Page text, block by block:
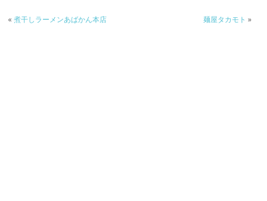
«煮干しラーメンあばかん本店 麺屋タカモト »